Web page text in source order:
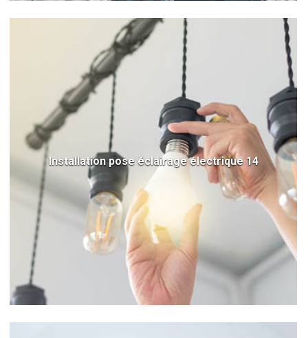
Installation pose éclairage électrique 14